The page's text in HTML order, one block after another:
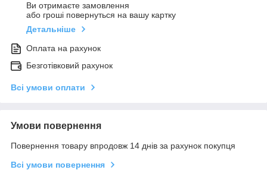
Ви отримаєте замовлення
або гроші повернуться на вашу картку
Детальніше
Оплата на рахунок
Безготівковий рахунок
Всі умови оплати
Умови повернення
Повернення товару впродовж 14 днів за рахунок покупця
Всі умови повернення